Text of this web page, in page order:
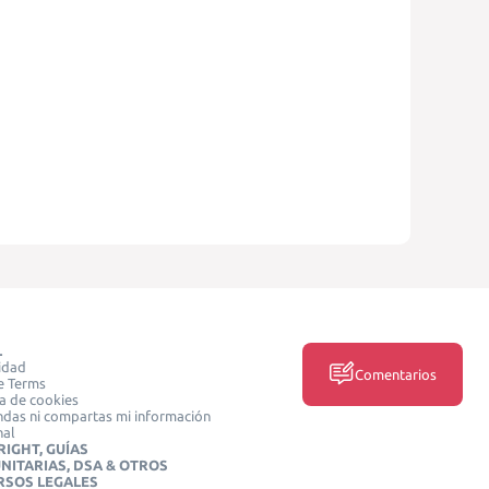
Terms
de cookies
ni compartas mi información
GUÍAS
DSA & OTROS
LEGALES
Comentarios